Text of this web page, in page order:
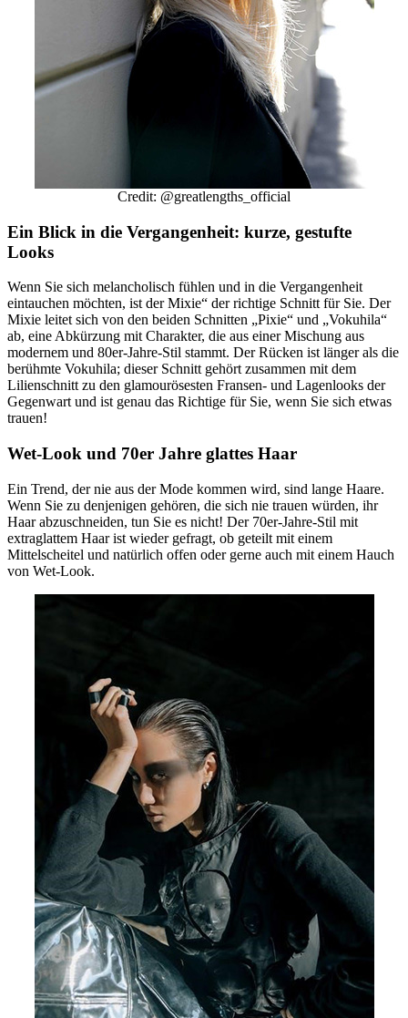
Credit: @greatlengths_official
Ein Blick in die Vergangenheit: kurze, gestufte
Looks
Wenn Sie sich melancholisch fühlen und in die Vergangenheit
eintauchen möchten, ist der Mixie“ der richtige Schnitt für Sie. Der
Mixie leitet sich von den beiden Schnitten „Pixie“ und „Vokuhila“
ab, eine Abkürzung mit Charakter, die aus einer Mischung aus
modernem und 80er-Jahre-Stil stammt. Der Rücken ist länger als die
berühmte Vokuhila; dieser Schnitt gehört zusammen mit dem
Lilienschnitt zu den glamourösesten Fransen- und Lagenlooks der
Gegenwart und ist genau das Richtige für Sie, wenn Sie sich etwas
trauen!
Wet-Look und 70er Jahre glattes Haar
Ein Trend, der nie aus der Mode kommen wird, sind lange Haare.
Wenn Sie zu denjenigen gehören, die sich nie trauen würden, ihr
Haar abzuschneiden, tun Sie es nicht! Der 70er-Jahre-Stil mit
extraglattem Haar ist wieder gefragt, ob geteilt mit einem
Mittelscheitel und natürlich offen oder gerne auch mit einem Hauch
von Wet-Look.